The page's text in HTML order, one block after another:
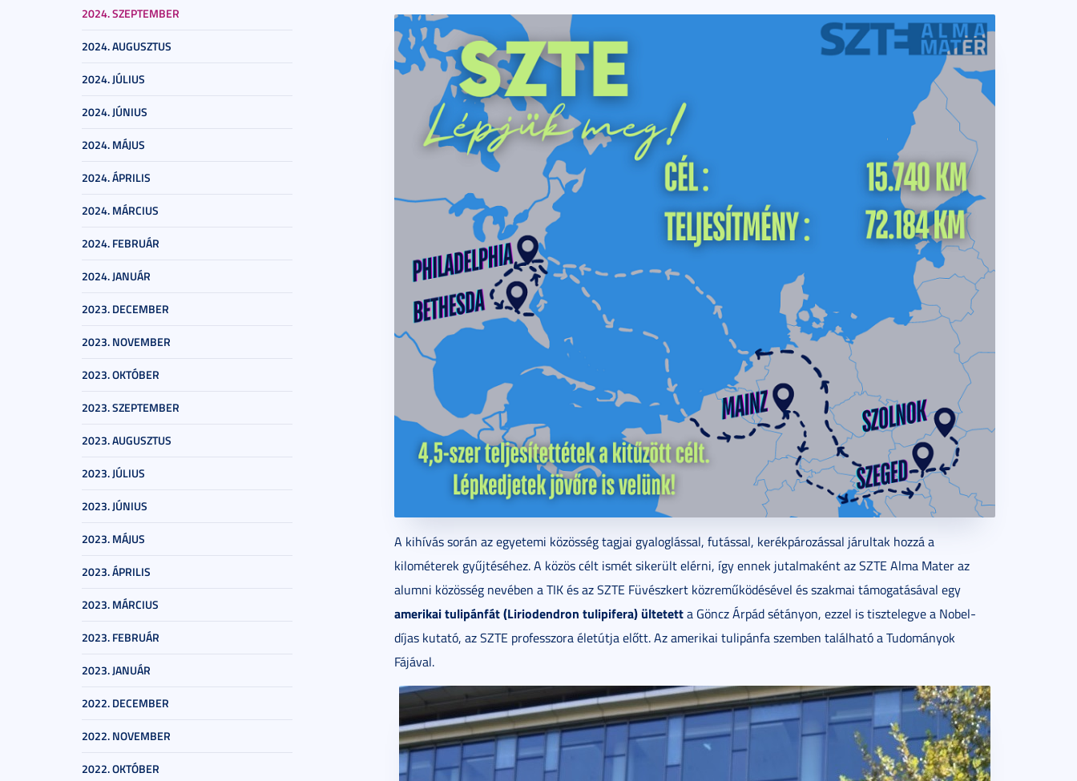
2024. SZEPTEMBER
2024. AUGUSZTUS
2024. JÚLIUS
2024. JÚNIUS
2024. MÁJUS
2024. ÁPRILIS
2024. MÁRCIUS
2024. FEBRUÁR
2024. JANUÁR
2023. DECEMBER
2023. NOVEMBER
2023. OKTÓBER
2023. SZEPTEMBER
2023. AUGUSZTUS
2023. JÚLIUS
2023. JÚNIUS
2023. MÁJUS
2023. ÁPRILIS
2023. MÁRCIUS
2023. FEBRUÁR
2023. JANUÁR
2022. DECEMBER
2022. NOVEMBER
2022. OKTÓBER
A kihívás során az egyetemi közösség tagjai gyaloglással, futással, kerékpározással járultak hozzá a
kilométerek gyűjtéséhez. A közös célt ismét sikerült elérni, így ennek jutalmaként az SZTE Alma Mater az
alumni közösség nevében a TIK és az SZTE Füvészkert közreműködésével és szakmai támogatásával egy
amerikai tulipánfát (Liriodendron tulipifera) ültetetta Göncz Árpád sétányon, ezzel is tisztelegve a Nobel-
díjas kutató, az SZTE professzora életútja előtt. Az amerikai tulipánfa szemben található a Tudományok
Fájával.